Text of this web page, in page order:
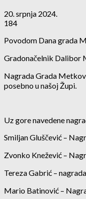
20. srpnja 2024.
184
Povodom Dana grada
Gradonačelnik Dalibor
Nagrada Grada
posebno u našoj Župi.
Uz gore navedene
Smiljan Gluščević –
Zvonko Knežević –
Tereza Gabrić –
Mario Batinović –